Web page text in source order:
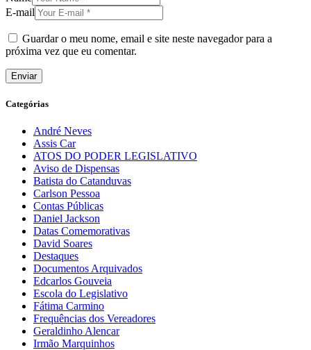
E-mail
Guardar o meu nome, email e site neste navegador para a
próxima vez que eu comentar.
Categórias
André Neves
Assis Car
ATOS DO PODER LEGISLATIVO
Aviso de Dispensas
Batista do Catanduvas
Carlson Pessoa
Contas Públicas
Daniel Jackson
Datas Comemorativas
David Soares
Destaques
Documentos Arquivados
Edcarlos Gouveia
Escola do Legislativo
Fátima Carmino
Frequências dos Vereadores
Geraldinho Alencar
Irmão Marquinhos